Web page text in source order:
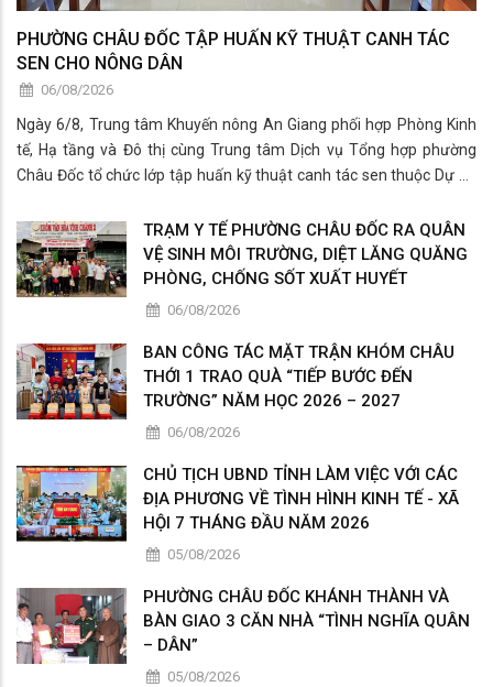
PHƯỜNG CHÂU ĐỐC TẬP HUẤN KỸ THUẬT CANH TÁC
SEN CHO NÔNG DÂN
06/08/2026
Ngày 6/8, Trung tâm Khuyến nông An Giang phối hợp Phòng Kinh
tế, Hạ tầng và Đô thị cùng Trung tâm Dịch vụ Tổng hợp phường
Châu Đốc tổ chức lớp tập huấn kỹ thuật canh tác sen thuộc Dự án
Nam” cho các hộ dân trồng sen trên đTRẠM Y TẾ PHƯỜNG CHÂU ĐỐC RA QUÂN
VỆ SINH MÔI TRƯỜNG, DIỆT LĂNG QUĂNG
PHÒNG, CHỐNG SỐT XUẤT HUYẾT
06/08/2026
BAN CÔNG TÁC MẶT TRẬN KHÓM CHÂU
THỚI 1 TRAO QUÀ “TIẾP BƯỚC ĐẾN
TRƯỜNG” NĂM HỌC 2026 – 2027
06/08/2026
CHỦ TỊCH UBND TỈNH LÀM VIỆC VỚI CÁC
ĐỊA PHƯƠNG VỀ TÌNH HÌNH KINH TẾ - XÃ
HỘI 7 THÁNG ĐẦU NĂM 2026
05/08/2026
PHƯỜNG CHÂU ĐỐC KHÁNH THÀNH VÀ
BÀN GIAO 3 CĂN NHÀ “TÌNH NGHĨA QUÂN
– DÂN”
05/08/2026